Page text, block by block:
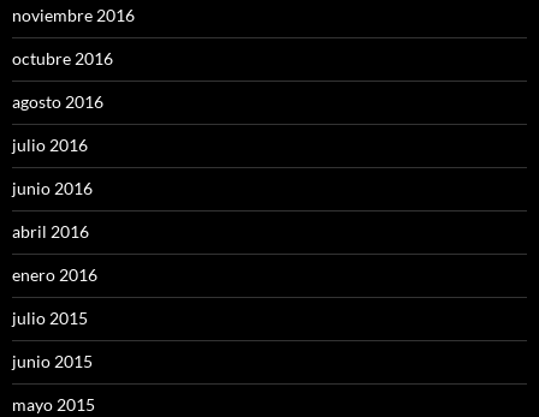
noviembre 2016
octubre 2016
agosto 2016
julio 2016
junio 2016
abril 2016
enero 2016
julio 2015
junio 2015
mayo 2015